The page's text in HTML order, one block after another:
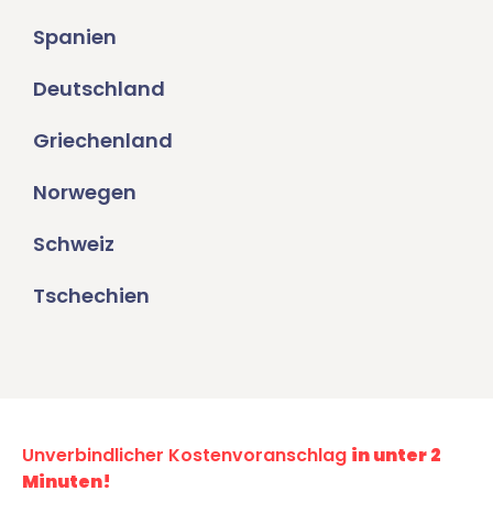
Spanien
Deutschland
Griechenland
Norwegen
Schweiz
Tschechien
Unverbindlicher Kostenvoranschlag in unter 2
Minuten!